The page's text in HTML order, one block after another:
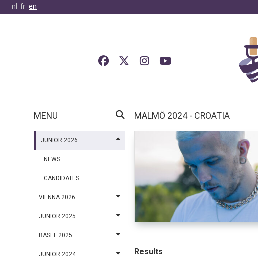
nl fr en
MENU
JUNIOR 2026
NEWS
CANDIDATES
VIENNA 2026
JUNIOR 2025
BASEL 2025
JUNIOR 2024
MALMÖ 2024 - CROATIA
Results